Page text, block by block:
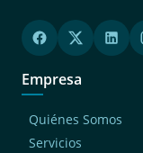
Empresa
Quiénes Somos
Servicios